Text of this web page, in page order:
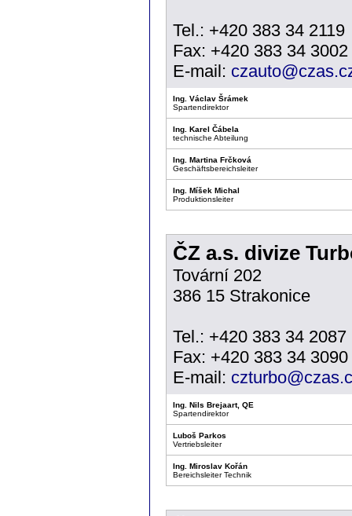
Tel.: +420 383 34 2119
Fax: +420 383 34 3002
E-mail:
Ing. Václav Šrámek
Spartendirektor
Ing. Karel Čábela
technische Abteilung
Ing. Martina Frčková
Geschäftsbereichsleiter
Ing. Míšek Michal
Produktionsleiter
ČZ a.s. divize
Tovární 202
386 15 Strakonice
Tel.: +420 383 34 2087
Fax: +420 383 34 3090
E-mail:
Ing. Nils Brejaart, QE
Spartendirektor
Luboš Parkos
Vertriebsleiter
Ing. Miroslav Kořán
Bereichsleiter Technik